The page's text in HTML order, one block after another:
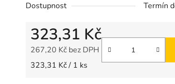
z
hvězdiček.
Dostupnost Termín
323,31 Kč
267,20 Kč bez DPH
Měrná cena:
323,31 Kč / 1 ks